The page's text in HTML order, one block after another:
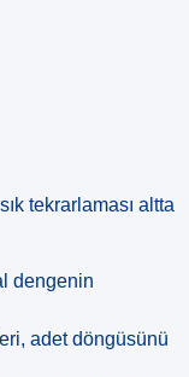
tekrarlaması altta
dengenin
adet döngüsünü